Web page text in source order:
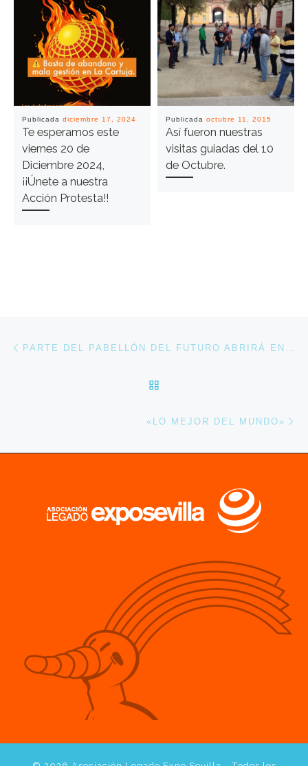
Publicada diciembre 17, 2024
Te esperamos este
viernes 20 de
Diciembre 2024,
¡¡Únete a nuestra
Acción Protesta!!
Publicada octubre 11, 2015
Así fueron nuestras
visitas guiadas del 10
de Octubre.
Navegación de entradas
«LO MEJOR DEL MUNDO»